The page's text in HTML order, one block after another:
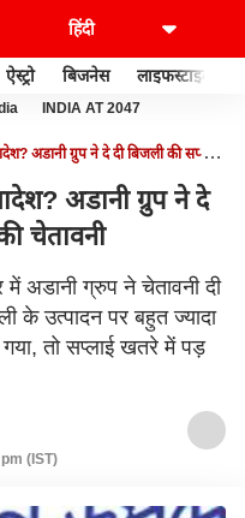
ऐस्ट्रो बिजनेस लाइफस्टाइल
INDIA AT 2047
अडानी ग्रुप ने दे दी बिजली की सप्लाई
अडानी ग्रुप ने दे
चेतावनी
अडानी ग्रुप ने चेतावनी दी
के उत्पादन पर बहुत ज्यादा
तो सप्लाई खतरे में पड़
(IST)